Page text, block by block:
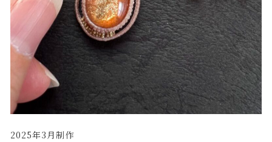
2025年3月制作